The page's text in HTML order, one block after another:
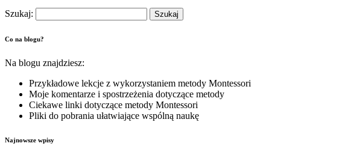
Szukaj:
Co na blogu?
Na blogu znajdziesz:
Przykładowe lekcje z wykorzystaniem metody Montessori
Moje komentarze i spostrzeżenia dotyczące metody
Ciekawe linki dotyczące metody Montessori
Pliki do pobrania ułatwiające wspólną naukę
Najnowsze wpisy